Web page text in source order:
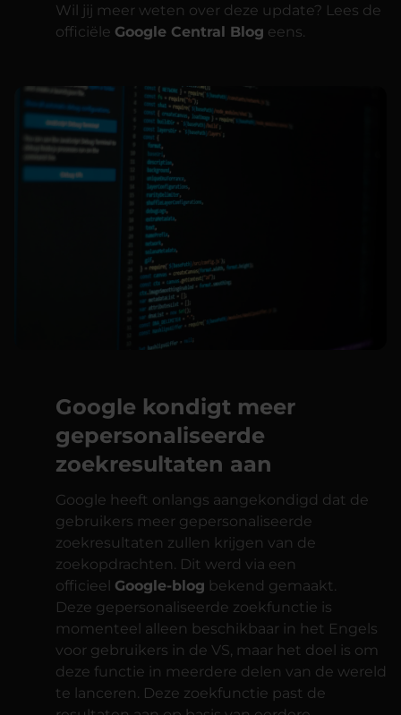
Wil jij meer weten over deze update? Lees de
officiële Google Central Blog eens.
Google kondigt meer
gepersonaliseerde
zoekresultaten aan
Google heeft onlangs aangekondigd dat de
gebruikers meer gepersonaliseerde
zoekresultaten zullen krijgen van de
zoekopdrachten. Dit werd via een
officieel Google-blog bekend gemaakt.
Deze gepersonaliseerde zoekfunctie is
momenteel alleen beschikbaar in het Engels
voor gebruikers in de VS, maar het doel is om
deze functie in meerdere delen van de wereld
te lanceren. Deze zoekfunctie past de